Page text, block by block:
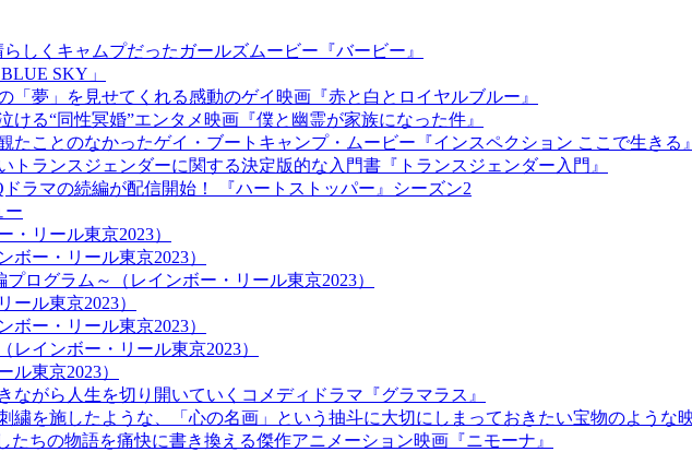
しくキャムプだったガールズムービー『バービー』
SKY」
「夢」を見せてくれる感動のゲイ映画『赤と白とロイヤルブルー』
ける“同性冥婚”エンタメ映画『僕と幽霊が家族になった件』
ことのなかったゲイ・ブートキャンプ・ムービー『インスペクション ここで生きる』
トランスジェンダーに関する決定版的な入門書『トランスジェンダー入門』
ラマの続編が配信開始！ 『ハートストッパー』シーズン2
ー
リール東京2023）
ー・リール東京2023）
ログラム～（レインボー・リール東京2023）
ル東京2023）
ー・リール東京2023）
インボー・リール東京2023）
東京2023）
ながら人生を切り開いていくコメディドラマ『グラマラス』
繍を施したような、「心の名画」という抽斗に大切にしまっておきたい宝物のような
たちの物語を痛快に書き換える傑作アニメーション映画『ニモーナ』